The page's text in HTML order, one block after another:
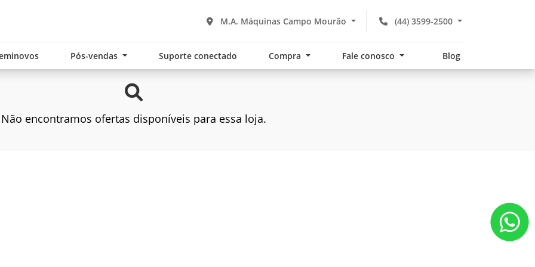
(44) 3599-2500
M.A. Máquinas Campo Mourão
Pós-vendas Suporte conectado Compra Fale conosco Blog
Não encontramos ofertas disponíveis para essa loja.